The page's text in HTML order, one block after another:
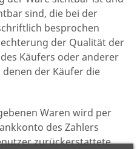
sind, die bei der
besprochen
der Qualität der
Käufers oder anderer
der Käufer die
Waren wird per
des Zahlers
zurückerstattete